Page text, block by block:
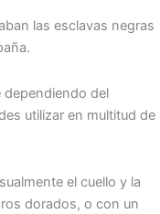
las esclavas negras
dependiendo del
utilizar en multitud de
el cuello y la
dorados, o con un